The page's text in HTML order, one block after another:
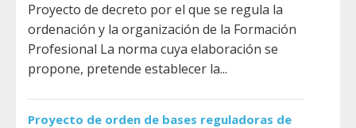
Proyecto de decreto por el que se regula la
ordenación y la organización de la Formación
Profesional La norma cuya elaboración se
propone, pretende establecer la...
Proyecto de orden de bases reguladoras de